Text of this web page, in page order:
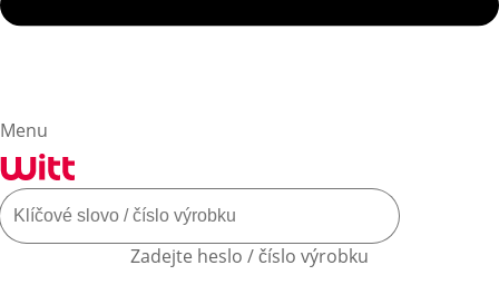
Menu
Zadejte heslo / číslo výrobku